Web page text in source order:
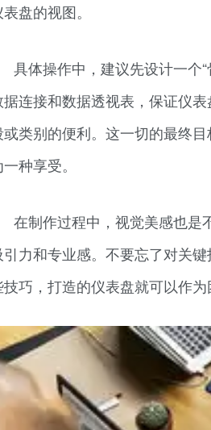
盘的视图。
具体操作中，建议先设计一个
据连接和数据透视表，保证仪
或类别的便利。这一切的最终
种享受。
在制作过程中，视觉美感也是
引力和专业感。不要忘了对关
巧，打造的仪表盘就可以作